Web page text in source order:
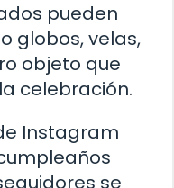
pueden
globos, velas,
objeto que
celebración.
Instagram
se